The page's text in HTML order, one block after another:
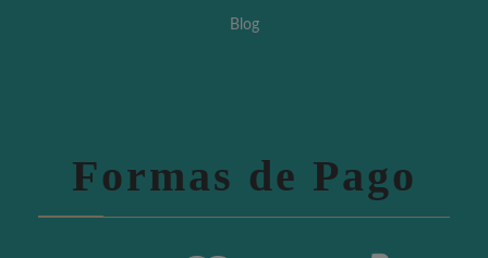
Blog
Formas de Pago